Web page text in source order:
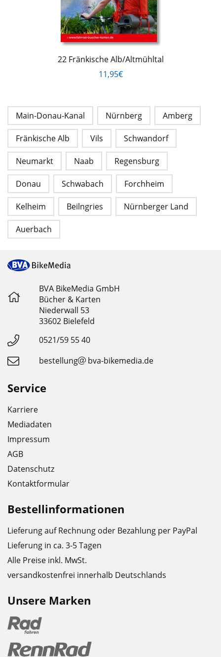
22 Fränkische Alb/Altmühltal
11,95€
Main-Donau-Kanal Nürnberg Amberg
Fränkische Alb Vils Schwandorf
Neumarkt Naab Regensburg
Donau Schwabach Forchheim
Kelheim Beilngries Nürnberger Land
Auerbach
BVA BikeMedia GmbH
Bücher & Karten
Niederwall 53
33602 Bielefeld
0521/59 55 40
bestellung
bva-bikemedia.de
Service
Karriere
Mediadaten
Impressum
AGB
Datenschutz
Kontaktformular
Bestellinformationen
Lieferung auf Rechnung oder Bezahlung per PayPal
Lieferung in ca. 3-5 Tagen
Alle Preise inkl. MwSt.
versandkostenfrei innerhalb Deutschlands
Unsere Marken